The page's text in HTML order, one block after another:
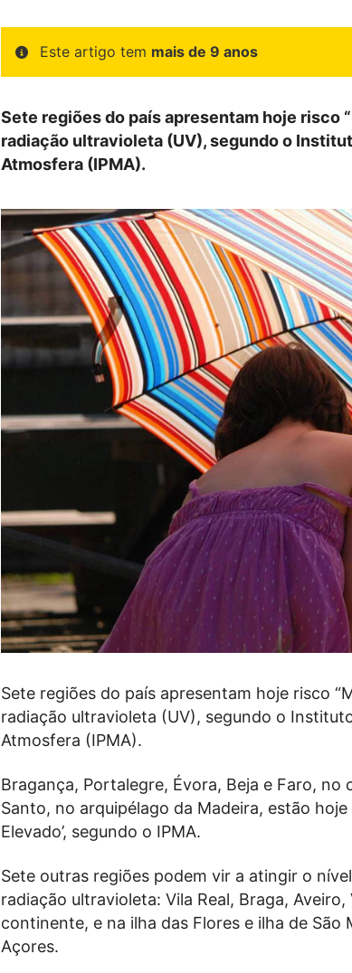
Este artigo tem mais de 9 anos
Sete regiões do país apresentam hoje risco
radiação ultravioleta (UV), segundo o
Atmosfera (IPMA).
Sete regiões do país apresentam hoje risco
radiação ultravioleta (UV), segundo o
Atmosfera (IPMA).
Bragança, Portalegre, Évora, Beja e Faro,
Santo, no arquipélago da Madeira, estão
Elevado’, segundo o IPMA.
Sete outras regiões podem vir a atingir o
radiação ultravioleta: Vila Real, Braga,
continente, e na ilha das Flores e ilha de São
Açores.